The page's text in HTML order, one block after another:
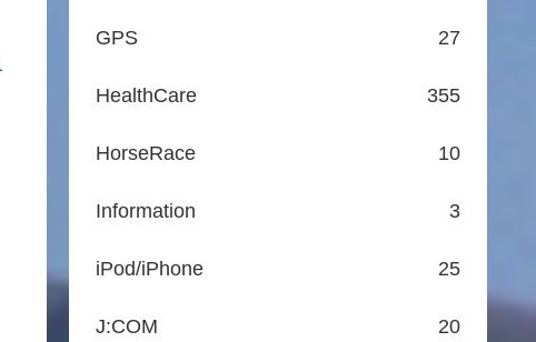
GPS 27
HealthCare 355
HorseRace 10
Information 3
iPod/iPhone 25
J:COM 20